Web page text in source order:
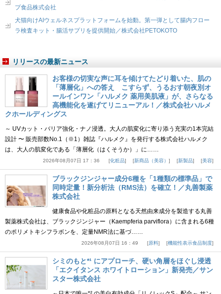
プ食品株式会社
犬猫向けAIウェルネスプラットフォームを始動。第一弾として腸内フロー
ラ検査キット・腸活サプリを提供開始／株式会社PETOKOTO
リリースの最新ニュース
お客様の切実な声に耳を傾けてたどり着いた、肌の
「薄層化」への答え こすらず、うるおす朝夜別オ
ールインワン「ハルメク 薬用美肌液」が、さらなる
高機能化を遂げてリニューアル！／株式会社ハルメ
クホールディングス
～ UVカット・バリア強化・ナノ浸透。大人の肌変化に寄り添う充実の1本完結
設計 〜 販売部数No.1（※1）雑誌『ハルメク』を発行する株式会社ハルメク
は、大人の肌変化である「薄層化（はくそうか）」に……
2026年08月07日 17：36 化粧品 新商品（美容） 新製品 美容
ブラックジンジャー成分6種を「1種類の標準品」で
同時定量！新分析法（RMS法）を確立！／丸善製薬
株式会社
健康食品や化粧品の原料となる天然由来成分を製造する丸善
製薬株式会社は、ブラックジンジャー（Kaempferia parviflora）に含まれる6種
のポリメトキシフラボンを、定量NMR法に基づ……
2026年08月07日 16：49 原料 機能性表示食品制度
シミのもと*¹ にアプローチ、硬い角層をほぐし浸透
「エクイタンス ホワイトローション」新発売／サン
スター株式会社